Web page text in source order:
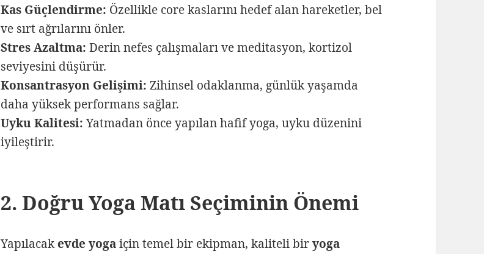
Kas Güçlendirme: Özellikle core kaslarını hedef alan hareketler, bel
ve sırt ağrılarını önler.
Stres Azaltma: Derin nefes çalışmaları ve meditasyon, kortizol
seviyesini düşürür.
Konsantrasyon Gelişimi: Zihinsel odaklanma, günlük yaşamda
daha yüksek performans sağlar.
Uyku Kalitesi: Yatmadan önce yapılan hafif yoga, uyku düzenini
iyileştirir.
2. Doğru Yoga Matı Seçiminin Önemi
Yapılacakevde yogaiçin temel bir ekipman, kaliteli biryoga